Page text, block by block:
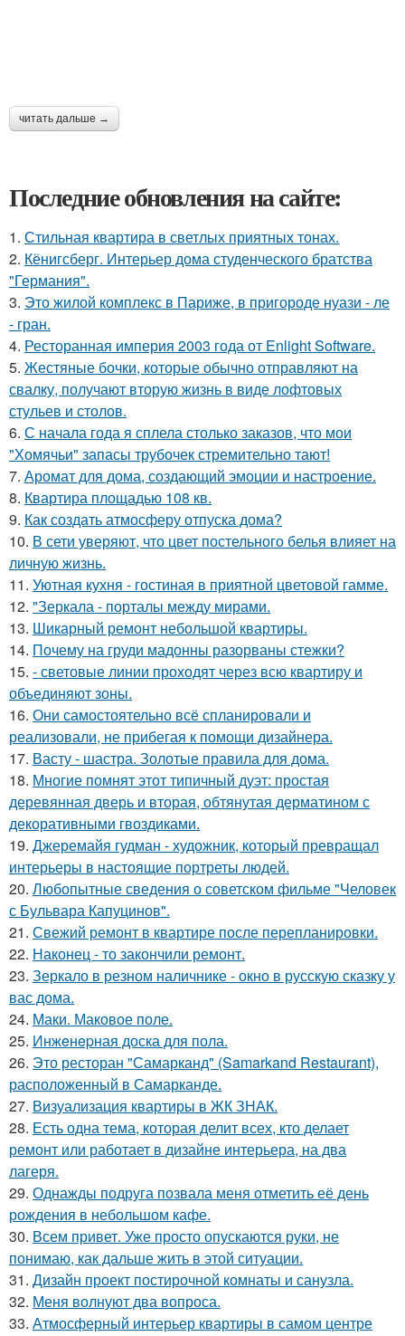
читать дальше →
Последние обновления на сайте:
1. Стильная квартира в светлых приятных тонах.
2. Кёнигсберг. Интерьер дома студенческого братства
"Германия".
3. Это жилой комплекс в Париже, в пригороде нуази - ле
- гран.
4. Ресторанная империя 2003 года от Enlight Software.
5. Жестяные бочки, которые обычно отправляют на
свалку, получают вторую жизнь в виде лофтовых
стульев и столов.
6. С начала года я сплела столько заказов, что мои
"Хомячьи" запасы трубочек стремительно тают!
7. Аромат для дома, создающий эмоции и настроение.
8. Квартира площадью 108 кв.
9. Как создать атмосферу отпуска дома?
10. В сети уверяют, что цвет постельного белья влияет на
личную жизнь.
11. Уютная кухня - гостиная в приятной цветовой гамме.
12. "Зеркала - порталы между мирами.
13. Шикарный ремонт небольшой квартиры.
14. Почему на груди мадонны разорваны стежки?
15. - световые линии проходят через всю квартиру и
объединяют зоны.
16. Они самостоятельно всё спланировали и
реализовали, не прибегая к помощи дизайнера.
17. Васту - шастра. Золотые правила для дома.
18. Многие помнят этот типичный дуэт: простая
деревянная дверь и вторая, обтянутая дерматином с
декоративными гвоздиками.
19. Джеремайя гудман - художник, который превращал
интерьеры в настоящие портреты людей.
20. Любопытные сведения о советском фильме "Человек
с Бульвара Капуцинов".
21. Свежий ремонт в квартире после перепланировки.
22. Наконец - то закончили ремонт.
23. Зеркало в резном наличнике - окно в русскую сказку у
вас дома.
24. Маки. Маковое поле.
25. Инжeнepная доска для пола.
26. Это ресторан "Самарканд" (Samarkand Restaurant),
расположенный в Самарканде.
27. Визуализация квартиры в ЖК ЗНАК.
28. Есть одна тема, которая делит всех, кто делает
ремонт или работает в дизайне интерьера, на два
лагеря.
29. Однажды подруга позвала меня отметить её день
рождения в небольшом кафе.
30. Всем привет. Уже просто опускаются руки, не
понимаю, как дальше жить в этой ситуации.
31. Дизайн проект постирочной комнаты и санузла.
32. Меня волнуют два вопроса.
33. Атмосферный интерьер квартиры в самом центре